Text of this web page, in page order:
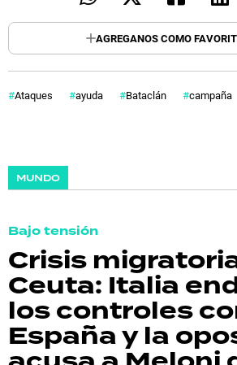
AGREGANOS COMO
Ataques ayuda Bataclán campaña
MUNDO
Bajo tensión
Crisis
Ceuta: Italia
los controles
España y la